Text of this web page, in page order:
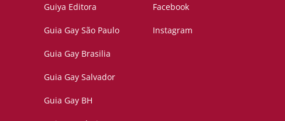
Guiya Editora
Guia Gay São Paulo
Guia Gay Brasilia
Guia Gay Salvador
Guia Gay BH
Facebook
Instagram